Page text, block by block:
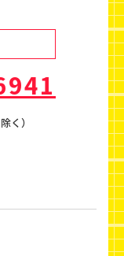
く）